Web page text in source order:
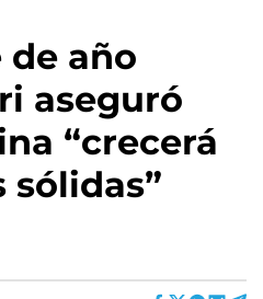
de año
aseguró
“crecerá
sólidas”